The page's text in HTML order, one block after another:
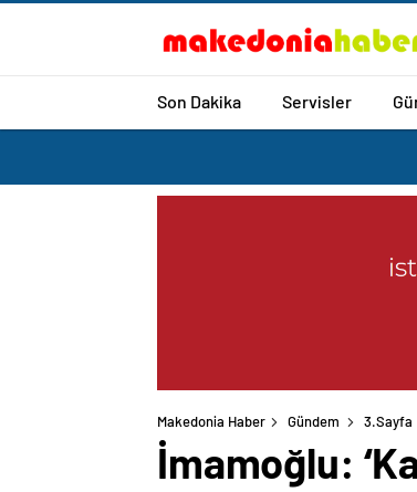
Son Dakika Servisler
Makedonia Haber Gündem 3.Sayfa
İmamoğlu: